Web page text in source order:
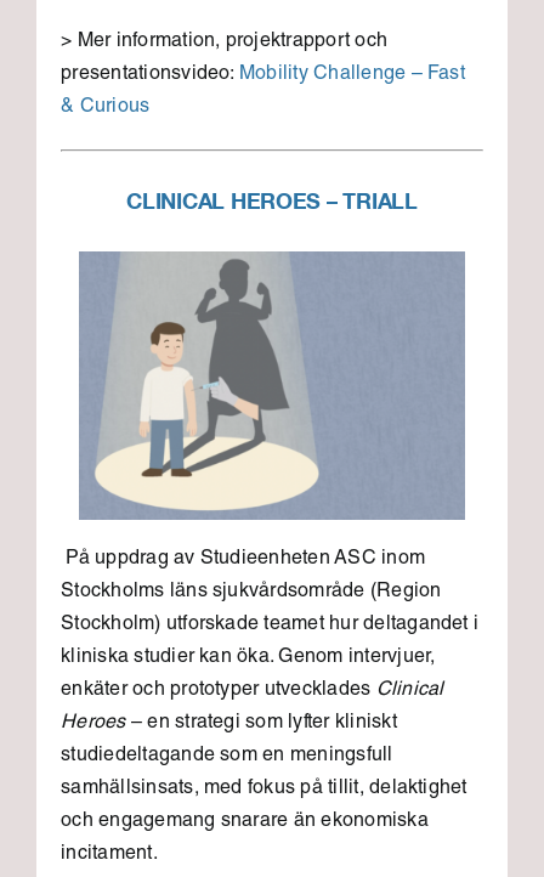
> Mer information, projektrapport och
presentationsvideo: Mobility Challenge – Fast
& Curious
CLINICAL HEROES – TRIALL
På uppdrag av Studieenheten ASC inom
Stockholms läns sjukvårdsområde (Region
Stockholm) utforskade teamet hur deltagandet i
kliniska studier kan öka. Genom intervjuer,
enkäter och prototyper utvecklades Clinical
Heroes– en strategi som lyfter kliniskt
studiedeltagande som en meningsfull
samhällsinsats, med fokus på tillit, delaktighet
och engagemang snarare än ekonomiska
incitament.